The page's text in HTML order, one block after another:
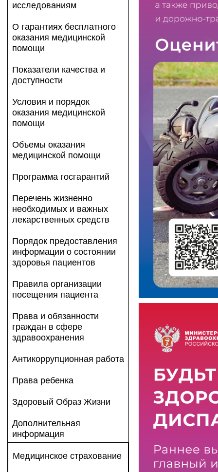
исследованиям
О гарантиях бесплатного
оказания медицинской
помощи
Показатели качества и
доступности
Условия и порядок
оказания медицинской
помощи
Объемы оказания
медицинской помощи
Программа госгарантий
Перечень жизненно
необходимых и важных
лекарственных средств
Порядок предоставления
информации о состоянии
здоровья пациентов
Правила организации
посещения пациента
Права и обязанности
граждан в сфере
здравоохранения
Антикоррупционная работа
Права ребенка
Здоровый Образ Жизни
Дополнительная
информация
Медицинское страхование